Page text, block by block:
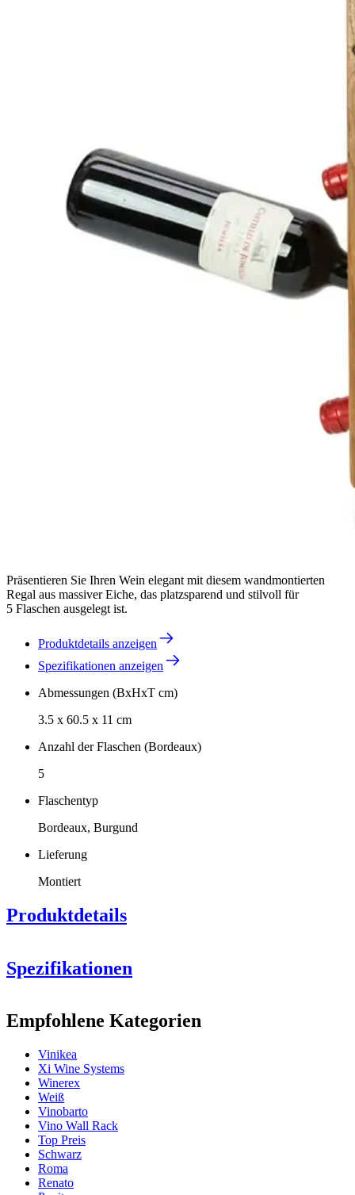
Präsentieren Sie Ihren Wein elegant mit diesem wandmontierten
Regal aus massiver Eiche, das platzsparend und stilvoll für
5 Flaschen ausgelegt ist.
Produktdetails anzeigen
Spezifikationen anzeigen
Abmessungen (BxHxT cm)
3.5 x 60.5 x 11 cm
Anzahl der Flaschen (Bordeaux)
5
Flaschentyp
Bordeaux, Burgund
Lieferung
Montiert
Produktdetails
Spezifikationen
ProduktnummerSMPU5B
Allgemein
Lieferung
Platzierung
ModularNein
Flaschen
Anzahl der Flaschen (Bordeaux)
Flaschentyp
Empfohlene Kategorien
Vinikea
Xi Wine Systems
Winerex
Weiß
Vinobarto
Vino Wall Rack
Top Preis
Schwarz
Roma
Renato